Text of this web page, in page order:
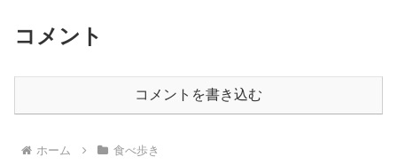
コメント
コメントを書き込む
ホーム 食べ歩き